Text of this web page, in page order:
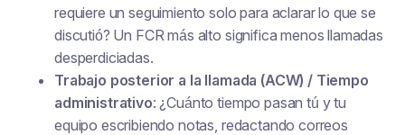
requiere un seguimiento solo para aclarar lo que se
discutió? Un FCR más alto significa menos llamadas
desperdiciadas.
Trabajo posterior a la llamada (ACW) / Tiempo
administrativo: ¿Cuánto tiempo pasan tú y tu
equipo escribiendo notas, redactando correos